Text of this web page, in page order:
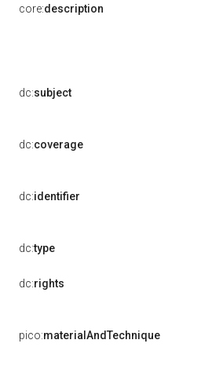
core:description
dc:subject
dc:coverage
dc:identifier
dc:type
dc:rights
pico:materialAndTechnique